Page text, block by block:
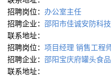
招聘岗位： 办公室主任
招聘企业： 邵阳市佳诚安防科
联系地址：
招聘岗位： 项目经理 销售工程
招聘企业： 邵阳宝庆府罐头食
联系地址：